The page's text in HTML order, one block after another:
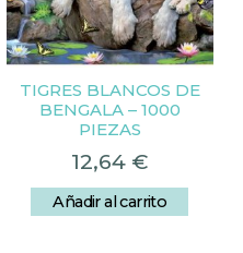
TIGRES BLANCOS DE
BENGALA – 1000
PIEZAS
12,64 €
Añadir al carrito